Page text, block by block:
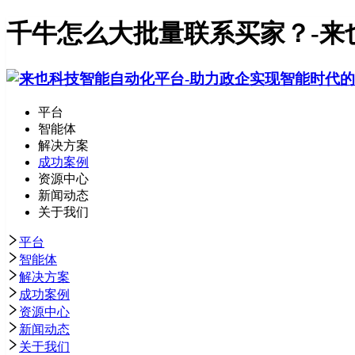
千牛怎么大批量联系买家？-来
平台
智能体
解决方案
成功案例
资源中心
新闻动态
关于我们
平台
智能体
解决方案
成功案例
资源中心
新闻动态
关于我们